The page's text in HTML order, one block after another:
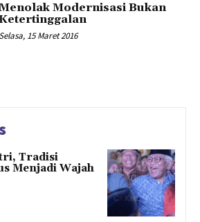
Modernisasi Bukan
Selasa, 15 Maret 2016
Tradisi
Menjadi Wajah